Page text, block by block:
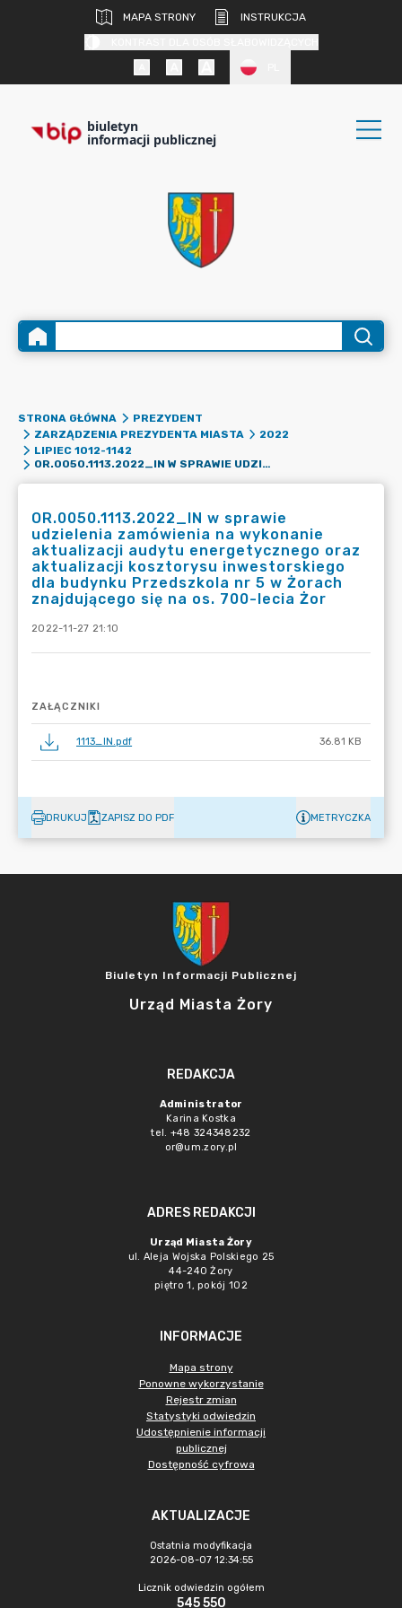
MAPA STRONY
INSTRUKCJA
biuletyn
informacji publicznej
STRONA GŁÓWNA
PREZYDENT
ZARZĄDZENIA PREZYDENTA MIASTA
2022
LIPIEC 1012-1142
OR.0050.1113.2022_IN W SPRAWIE UDZIELENIA ZAMÓWIENIA NA WYKONANIE AKTUALIZACJI AUDYTU ENERGETYCZNEGO ORAZ AKTUALIZACJI KOSZTORYSU INWESTORSKIEGO DLA BUDYNKU PRZEDSZKOLA NR 5 W ŻORACH ZNAJDUJĄCEGO SIĘ NA OS. 700-LECIA ŻOR
OR.0050.1113.2022_IN w sprawie
udzielenia zamówienia na wykonanie
aktualizacji audytu energetycznego oraz
aktualizacji kosztorysu inwestorskiego
dla budynku Przedszkola nr 5 w Żorach
znajdującego się na os. 700-lecia Żor
2022-11-27 21:10
ZAŁĄCZNIKI
1113_IN.pdf 36.81 KB
DRUKUJ ZAPISZ DO PDF METRYCZKA
Biuletyn Informacji Publicznej
Urząd Miasta Żory
REDAKCJA
Administrator
Karina Kostka
tel. +48 324348232
or@um.zory.pl
ADRES REDAKCJI
Urząd Miasta Żory
ul. Aleja Wojska Polskiego 25
44-240 Żory
piętro 1, pokój 102
INFORMACJE
Mapa strony
Ponowne wykorzystanie
Rejestr zmian
Statystyki odwiedzin
Udostępnienie informacji
publicznej
Dostępność cyfrowa
AKTUALIZACJE
Ostatnia modyfikacja
2026-08-07 12:34:55
Licznik odwiedzin ogółem
545 550